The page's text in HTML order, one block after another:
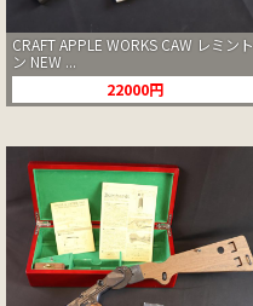
CRAFT APPLE WORKS CAW レミント
ン NEW ...
22000円